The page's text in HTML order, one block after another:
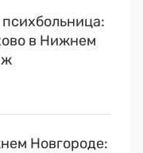
в Нижнем
Новгороде: